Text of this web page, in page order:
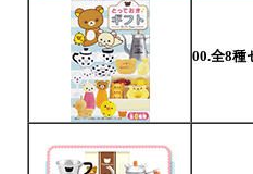
00.全8種